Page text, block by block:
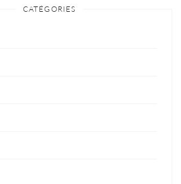
CATÉGORIES